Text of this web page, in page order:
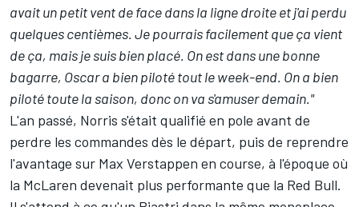
avait un petit vent de face dans la ligne droite et j'ai perdu
quelques centièmes. Je pourrais facilement que ça vient
de ça, mais je suis bien placé. On est dans une bonne
bagarre, Oscar a bien piloté tout le week-end. On a bien
piloté toute la saison, donc on va s'amuser demain."
L'an passé, Norris s'était qualifié en pole avant de
perdre les commandes dès le départ, puis de reprendre
l'avantage sur Max Verstappen en course, à l'époque où
la McLaren devenait plus performante que la Red Bull.